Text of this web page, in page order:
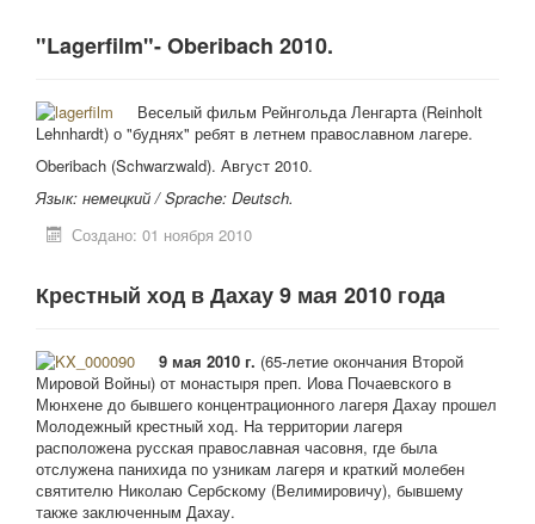
"Lagerfilm"- Oberibach 2010.
Веселый фильм Рейнгольда Ленгарта (Reinholt
Lehnhardt) о "буднях" ребят в летнем православном лагере.
Oberibach (Schwarzwald). Август 2010.
Язык: немецкий /Sprache: Deutsch.
Создано: 01 ноября 2010
Крестный ход в Дахау 9 мая 2010 годa
9 мая 2010 г. (65-летие окончания Второй
Мировой Войны) от монастыря преп. Иова Почаевского в
Мюнхене до бывшего концентрационного лагеря Дахау прошел
Молодежный крестный ход. На территории лагеря
расположена русская православная часовня, где была
отслужена панихида по узникам лагеря и краткий молебен
святителю Николаю Сербскому (Велимировичу), бывшему
также заключенным Дахау.